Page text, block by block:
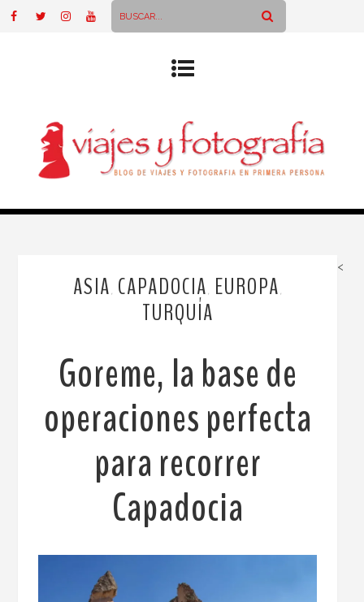
ASIA CAPADOCIA EUROPA
TURQUÍA
Goreme, la base de
operaciones perfecta
para recorrer
Capadocia
<